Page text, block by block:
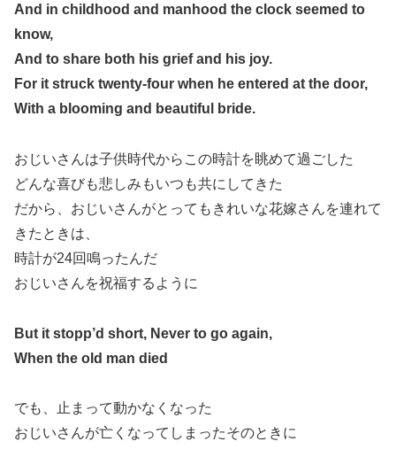
And in childhood and manhood the clock seemed to
know,
And to share both his grief and his joy.
For it struck twenty-four when he entered at the door,
With a blooming and beautiful bride.
おじいさんは子供時代からこの時計を眺めて過ごした
どんな喜びも悲しみもいつも共にしてきた
だから、おじいさんがとってもきれいな花嫁さんを連れて
きたときは、
時計が24回鳴ったんだ
おじいさんを祝福するように
But it stopp’d short, Never to go again,
When the old man died
でも、止まって動かなくなった
おじいさんが亡くなってしまったそのときに